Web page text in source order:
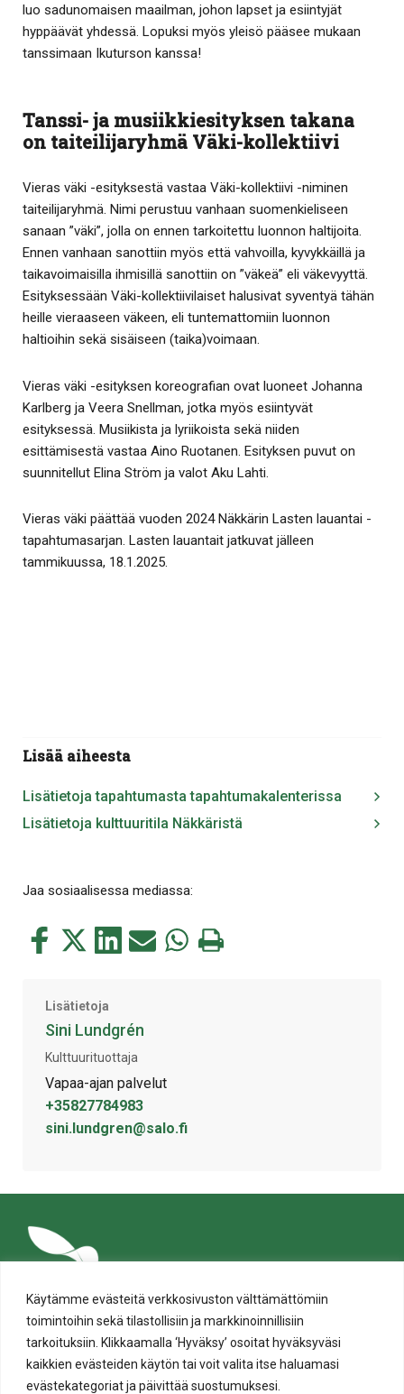
Käytämme evästeitä verkkosivuston välttämättömiin
toimintoihin sekä tilastollisiin ja markkinoinnillisiin
tarkoituksiin. Klikkaamalla ‘Hyväksy’ osoitat hyväksyväsi
kaikkien evästeiden käytön tai voit valita itse haluamasi
evästekategoriat ja päivittää suostumuksesi.
luo sadunomaisen maailman, johon lapset ja esiintyjät
hyppäävät yhdessä. Lopuksi myös yleisö pääsee mukaan
tanssimaan Ikuturson kanssa!
Tanssi- ja musiikkiesityksen takana
on taiteilijaryhmä Väki-kollektiivi
Vieras väki -esityksestä vastaa Väki-kollektiivi -niminen
taiteilijaryhmä. Nimi perustuu vanhaan suomenkieliseen
sanaan ”väki”, jolla on ennen tarkoitettu luonnon haltijoita.
Ennen vanhaan sanottiin myös että vahvoilla, kyvykkäillä ja
taikavoimaisilla ihmisillä sanottiin on ”väkeä” eli väkevyyttä.
Esityksessään Väki-kollektiivilaiset halusivat syventyä tähän
heille vieraaseen väkeen, eli tuntemattomiin luonnon
haltioihin sekä sisäiseen (taika)voimaan.
Vieras väki -esityksen koreografian ovat luoneet Johanna
Karlberg ja Veera Snellman, jotka myös esiintyvät
esityksessä. Musiikista ja lyriikoista sekä niiden
esittämisestä vastaa Aino Ruotanen. Esityksen puvut on
suunnitellut Elina Ström ja valot Aku Lahti.
Vieras väki päättää vuoden 2024 Näkkärin Lasten lauantai -
tapahtumasarjan. Lasten lauantait jatkuvat jälleen
tammikuussa, 18.1.2025.
Lisää aiheesta
Lisätietoja tapahtumasta tapahtumakalenterissa
Lisätietoja kulttuuritila Näkkäristä
Jaa sosiaalisessa mediassa:
Jaa
Jaa
Jaa Jaa Jaa Tulosta
Lisätietoja
Sini Lundgrén
Kulttuurituottaja
Vapaa-ajan palvelut
+35827784983
sini.lundgren@salo.fi